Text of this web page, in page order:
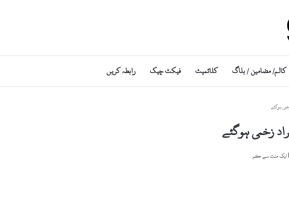
کالم/ مضامین / بلاگ کلائمیٹ فیکٹ چیک رابطہ کریں
ہوگئے
زخمی ہوگئے
ایک منٹ سے کم